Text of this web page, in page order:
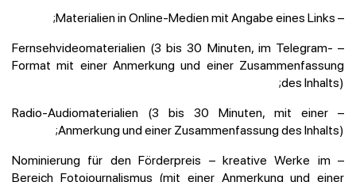
– Materialien in Online-Medien mit Angabe eines Links;
– Fernsehvideomaterialien (3 bis 30 Minuten, im Telegram-
Format mit einer Anmerkung und einer Zusammenfassung
des Inhalts);
– Radio-Audiomaterialien (3 bis 30 Minuten, mit einer
Anmerkung und einer Zusammenfassung des Inhalts);
– Nominierung für den Förderpreis – kreative Werke im
Bereich Fotojournalismus (mit einer Anmerkung und einer